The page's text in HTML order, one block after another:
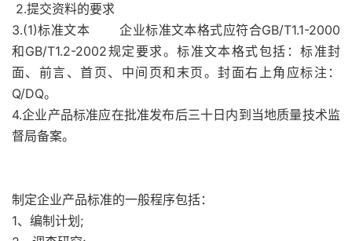
2.提交资料的要求
3.(1)标准文本 企业标准文本格式应符合GB/T1.1-2000
和GB/T1.2-2002规定要求。标准文本格式包括：标准封
面、前言、首页、中间页和末页。封面右上角应标注：
Q/DQ。
4.企业产品标准应在批准发布后三十日内到当地质量技术监
督局备案。
制定企业产品标准的一般程序包括：
1、编制计划;